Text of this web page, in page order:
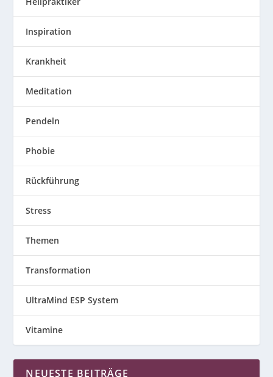
Inspiration
Krankheit
Meditation
Pendeln
Phobie
Rückführung
Stress
Themen
Transformation
UltraMind ESP System
Vitamine
NEUESTE BEITRÄGE